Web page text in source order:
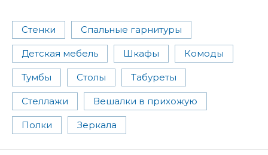
Стенки Спальные гарнитуры
Детская мебель Шкафы Комоды
Тумбы Столы Табуреты
Стеллажи Вешалки в прихожую
Полки Зеркала